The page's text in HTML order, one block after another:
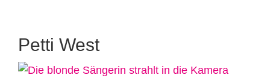
Petti West